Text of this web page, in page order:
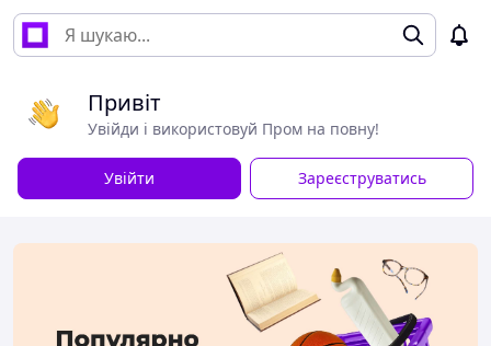
Привіт
Увійди і використовуй Пром на повну!
Увійти Зареєструватись